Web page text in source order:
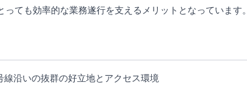
ても効率的な業務遂行を支えるメリットとなっています。
沿いの抜群の好立地とアクセス環境